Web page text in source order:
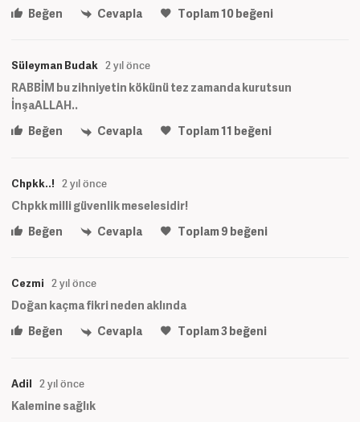
Beğen
Cevapla Toplam10beğeni
Süleyman Budak 2 yıl önce
RABBİM bu zihniyetin kökünü tez zamanda kurutsun
İnşaALLAH..
Beğen
Cevapla Toplam11 beğeni
Chpkk..! 2 yıl önce
Chpkk milli güvenlik meselesidir!
Beğen
Cevapla Toplam9 beğeni
Cezmi 2 yıl önce
Doğan kaçma fikri neden aklında
Beğen
Cevapla Toplam3beğeni
Adil 2 yıl önce
Kalemine sağlık